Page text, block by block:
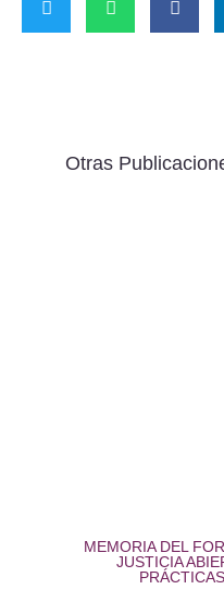
Otras
MEMORIA DEL
JUSTICIA